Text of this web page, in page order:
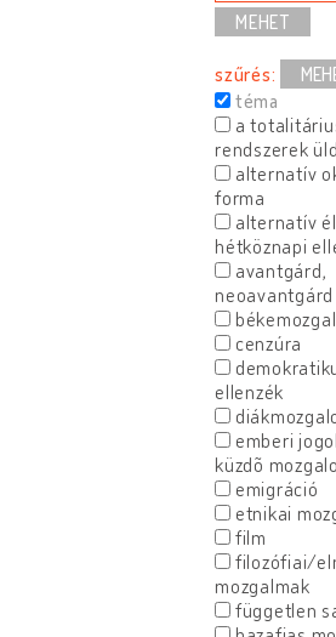
szűrés:
téma
a
rendszerek
alternatív
forma
alternatív
hétköznapi
avantgárd,
neoavantgárd
cenzúra
ellenzék
emberi
küzdõ
emigráció
etnikai
film
filozófiai/
mozgalmak
független